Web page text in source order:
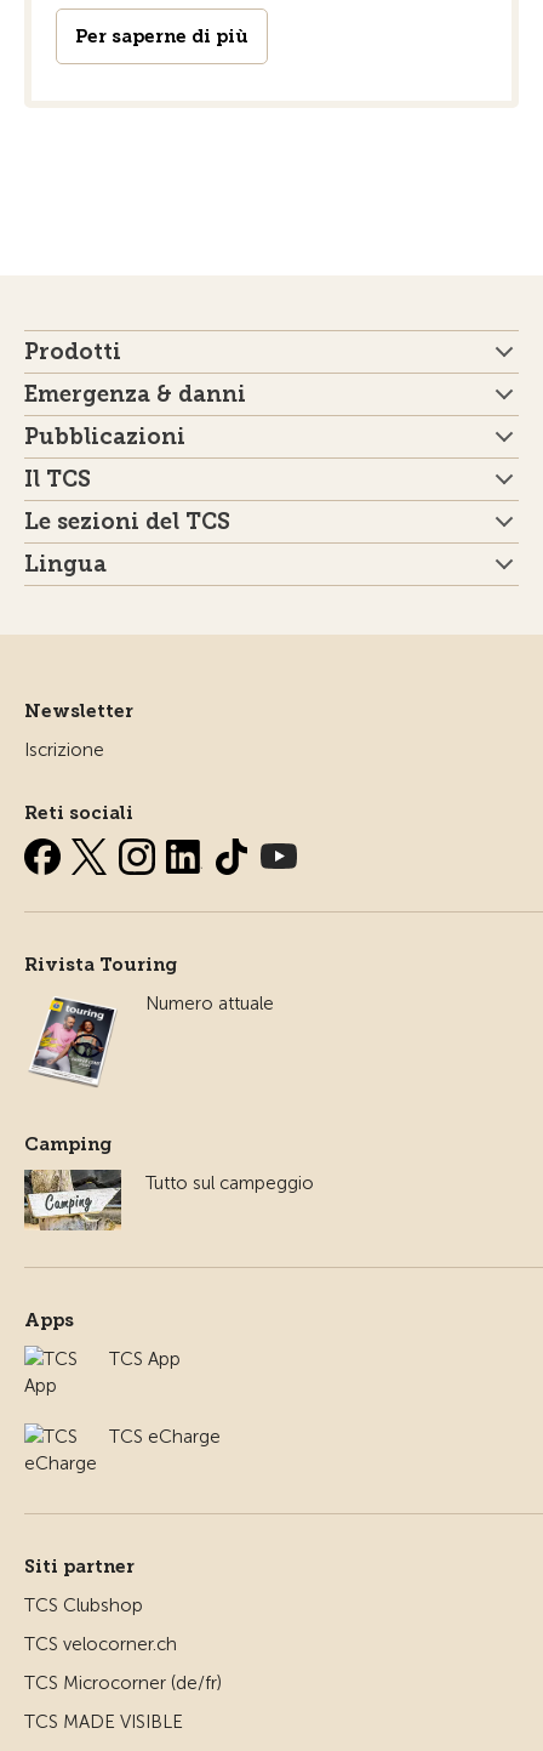
Per saperne di più
Prodotti
Emergenza & danni
Pubblicazioni
Il TCS
Le sezioni del TCS
Lingua
Newsletter
Iscrizione
Reti sociali
Rivista Touring
Numero attuale
Camping
Tutto sul campeggio
Apps
TCS App
TCS eCharge
Siti partner
TCS Clubshop
TCS velocorner.ch
TCS Microcorner (de/fr)
TCS MADE VISIBLE